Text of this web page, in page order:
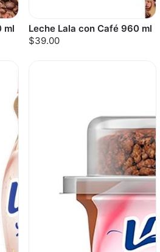
ml
Leche Lala con Café 960 ml
$39.00